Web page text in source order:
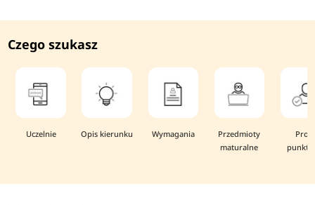
Czego szukasz
Uczelnie Opis kierunku Wymagania
Przedmioty
maturalne